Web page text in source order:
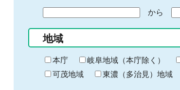
の
始
ま
り
から
終
わ
り
地域
本庁 岐阜地域（本庁除く）
可茂地域
東濃（多治見）地域